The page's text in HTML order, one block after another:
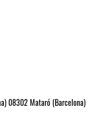
08302 Mataró (Barcelona)